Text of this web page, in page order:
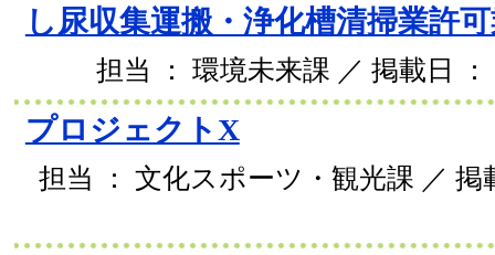
し尿収集運搬・浄化槽清掃業許
担当 ： 環境未来課 ／ 掲載日 ：
プロジェクトX
担当 ： 文化スポーツ・観光課 ／ 掲